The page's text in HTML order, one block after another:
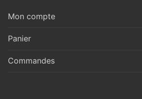
Mon compte
Panier
Commandes